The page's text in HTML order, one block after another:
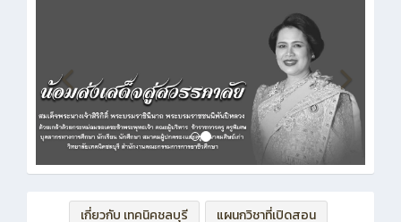
เกี่ยวกับ เทคนิคชลบุรี
แผนกวิชาที่เปิดสอน